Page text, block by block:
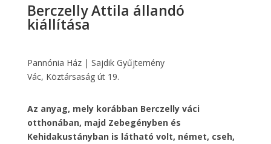
Berczelly Attila állandó
kiállítása
Pannónia Ház | Sajdik Gyűjtemény
Vác, Köztársaság út 19.
Az anyag, mely korábban Berczelly váci
otthonában, majd Zebegényben és
Kehidakustányban is látható volt, német, cseh,